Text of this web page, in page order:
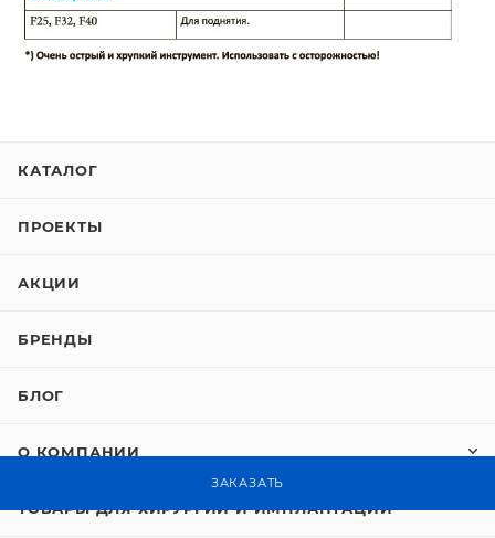
ЗАКАЗАТЬ
КАТАЛОГ
ПРОЕКТЫ
АКЦИИ
БРЕНДЫ
БЛОГ
О КОМПАНИИ
ТОВАРЫ ДЛЯ ХИРУРГИИ И ИМПЛАНТАЦИИ